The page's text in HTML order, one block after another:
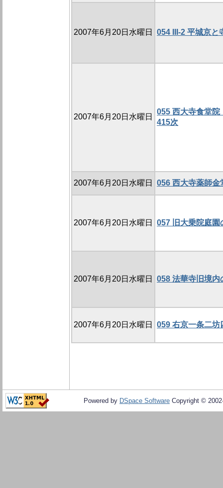
2007年6月20日水曜日 054 III-2 平城京と
2007年6月20日水曜日
055 西大寺食堂院
415次
2007年6月20日水曜日 056 西大寺薬師金
2007年6月20日水曜日 057 旧大乗院庭園
2007年6月20日水曜日 058 法華寺旧境内
2007年6月20日水曜日 059 右京一条二坊
Powered by DSpace Software Copyright ©